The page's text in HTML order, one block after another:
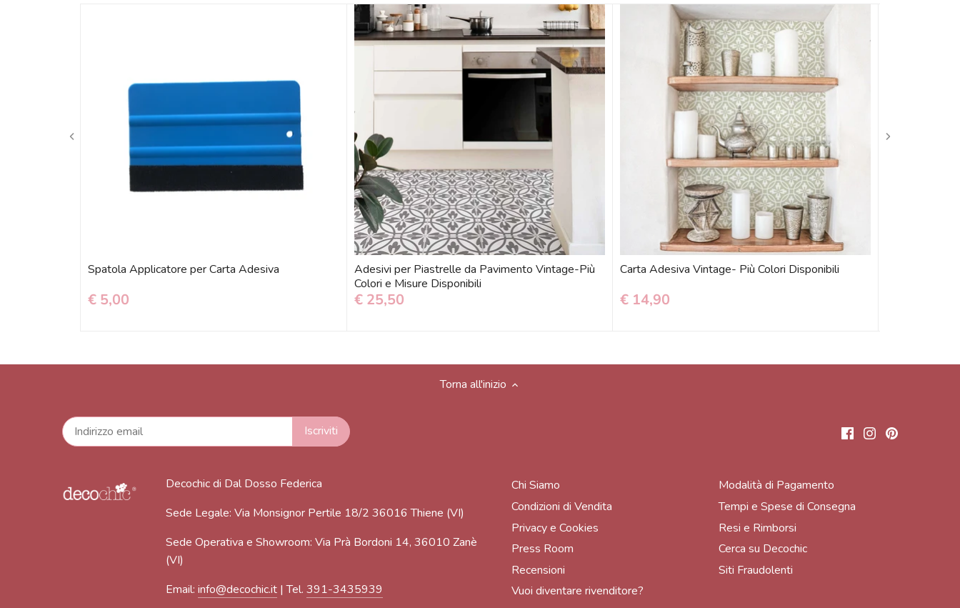
Spatola Applicatore per Carta Adesiva
€ 5,00
Adesivi per Piastrelle da Pavimento Vintage-Più
Colori e Misure Disponibili
€ 25,50
Carta Adesiva Vintage- Più Colori Disponibili
€ 14,90
Torna all'inizio
Decochic di Dal Dosso Federica
Sede Legale: Via Monsignor Pertile 18/2 36016 Thiene (VI)
Sede Operativa e Showroom: Via Prà Bordoni 14, 36010 Zanè
(VI)
Email:info@decochic.it | Tel.391-3435939
Chi Siamo
Condizioni di Vendita
Privacy e Cookies
Press Room
Recensioni
Vuoi diventare rivenditore?
Modalità di Pagamento
Tempi e Spese di Consegna
Resi e Rimborsi
Cerca su Decochic
Siti Fraudolenti